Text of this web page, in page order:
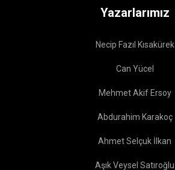
Yazarlarımız
Necip Fazıl Kısakürek
Can Yücel
Mehmet Akif Ersoy
Abdurahim Karakoç
Ahmet Selçuk İlkan
Aşık Veysel Satıroğlu